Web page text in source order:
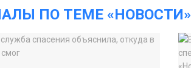
ПО ТЕМЕ «НОВОСТИ»